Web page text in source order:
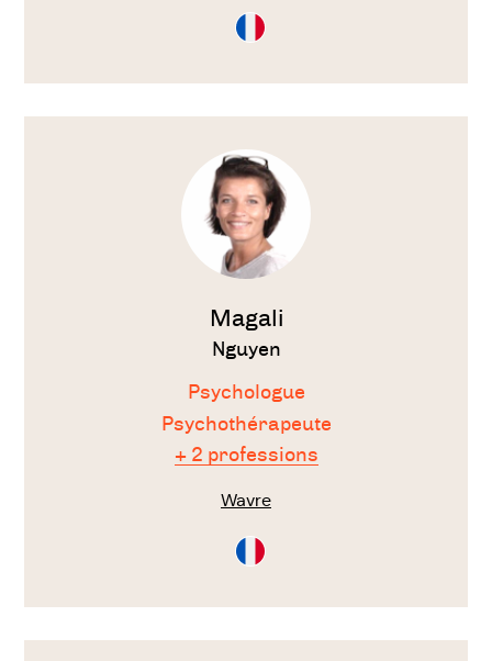
Consultation
en
Voir
Magali
Nguyen
Psychologue
Psychothérapeute
+ 2 professions
Wavre
Consultation
en
Voir